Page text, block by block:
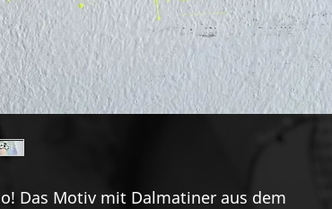
Das Motiv mit Dalmatiner aus dem